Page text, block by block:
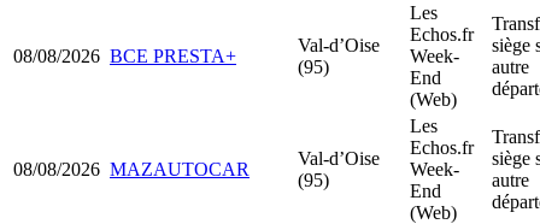
08/08/2026 BCE PRESTA+
Val-d’Oise
(95)
Les
Echos.fr
Week-
End
(Web)
siège
autre
08/08/2026 MAZAUTOCAR
Val-d’Oise
(95)
Les
Echos.fr
Week-
End
(Web)
siège
autre